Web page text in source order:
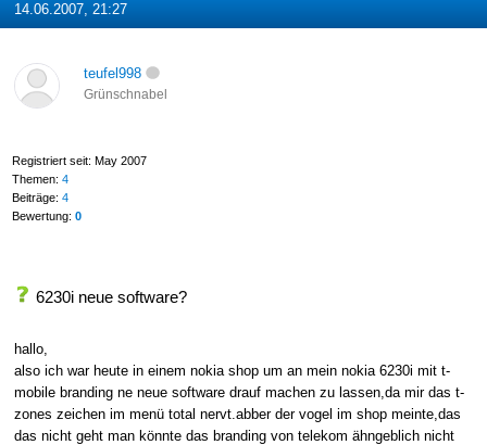
14.06.2007, 21:27
teufel998
Grünschnabel
Registriert seit: May 2007
Themen: 4
Beiträge: 4
Bewertung: 0
6230i neue software?
hallo,
also ich war heute in einem nokia shop um an mein nokia 6230i mit t-
mobile branding ne neue software drauf machen zu lassen,da mir das t-
zones zeichen im menü total nervt.abber der vogel im shop meinte,das
das nicht geht man könnte das branding von telekom ähngeblich nicht